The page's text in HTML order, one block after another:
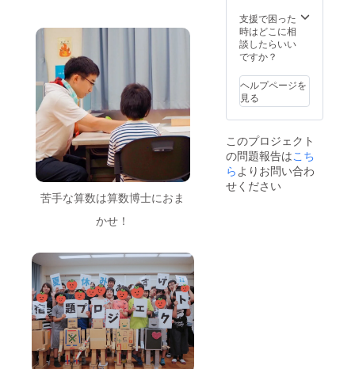
苦手な算数は算数博士におま
かせ！
オフィ
ス主催
の講演
会や研
ご招待
※ご
支援の
際に、
や研修
会への
ご招待
をご希
望の方
支援で困った
時はどこに相
談したらいい
ですか？
ヘルプページを
見る
このプロジェクト
の問題報告はこち
ら よりお問い合わ
せください